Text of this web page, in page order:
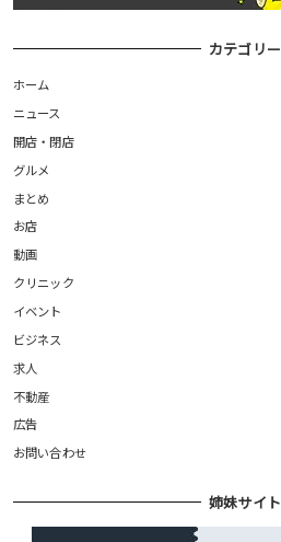
カテゴリー
ホーム
ニュース
開店・閉店
グルメ
まとめ
お店
動画
クリニック
イベント
ビジネス
求人
不動産
広告
お問い合わせ
姉妹サイト